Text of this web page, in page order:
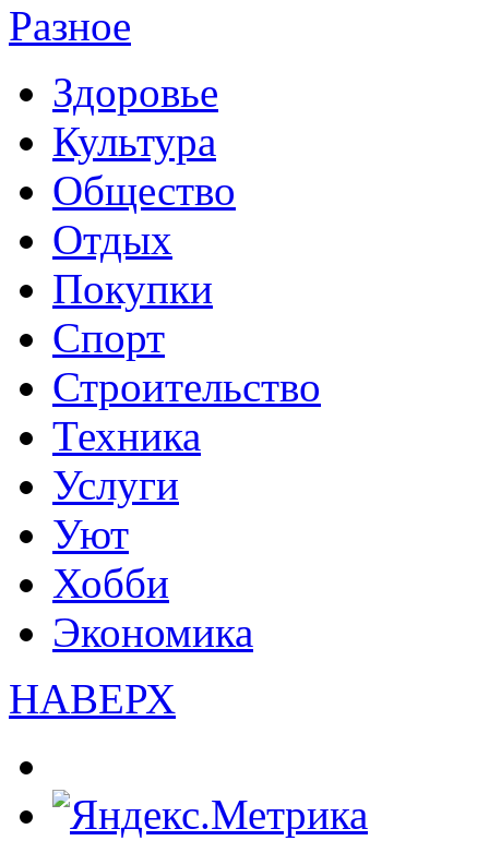
Разное
Здоровье
Культура
Общество
Отдых
Покупки
Спорт
Строительство
Техника
Услуги
Уют
Хобби
Экономика
НАВЕРХ